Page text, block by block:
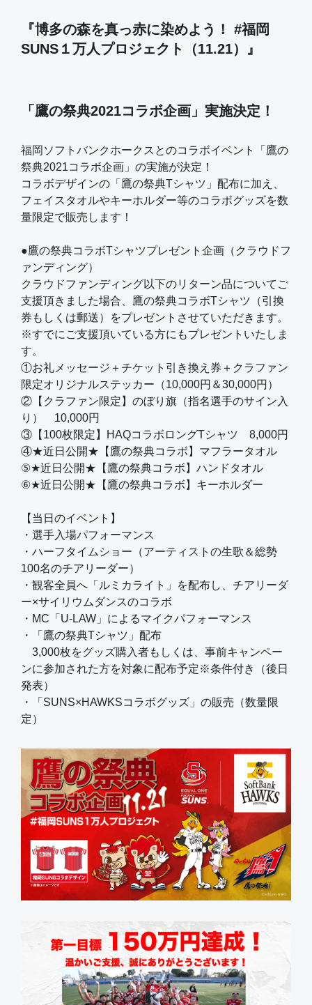
『博多の森を真っ赤に染めよう！ #福岡
SUNS１万人プロジェクト（11.21）』
「鷹の祭典2021コラボ企画」実施決定！
福岡ソフトバンクホークスとのコラボイベント「鷹の
祭典2021コラボ企画」の実施が決定！
コラボデザインの「鷹の祭典Tシャツ」配布に加え、
フェイスタオルやキーホルダー等のコラボグッズを数
量限定で販売します！
●鷹の祭典コラボTシャツプレゼント企画（クラウドフ
ァンディング）
クラウドファンディング以下のリターン品についてご
支援頂きました場合、鷹の祭典コラボTシャツ（引換
券もしくは郵送）をプレゼントさせていただきます。
※すでにご支援頂いている方にもプレゼントいたしま
す。
①お礼メッセージ＋チケット引き換え券＋クラファン
限定オリジナルステッカー（10,000円＆30,000円）
②【クラファン限定】のぼり旗（指名選手のサイン入
り） 10,000円
③【100枚限定】HAQコラボロングTシャツ 8,000円
④★近日公開★【鷹の祭典コラボ】マフラータオル
⑤★近日公開★【鷹の祭典コラボ】ハンドタオル
⑥★近日公開★【鷹の祭典コラボ】キーホルダー
【当日のイベント】
・選手入場パフォーマンス
・ハーフタイムショー（アーティストの生歌＆総勢
100名のチアリーダー）
・観客全員へ「ルミカライト」を配布し、チアリーダ
ー×サイリウムダンスのコラボ
・MC「U-LAW」によるマイクパフォーマンス
・「鷹の祭典Tシャツ」配布
3,000枚をグッズ購入者もしくは、事前キャンペー
ンに参加された方を対象に配布予定※条件付き（後日
発表）
・「SUNS×HAWKSコラボグッズ」の販売（数量限
定）